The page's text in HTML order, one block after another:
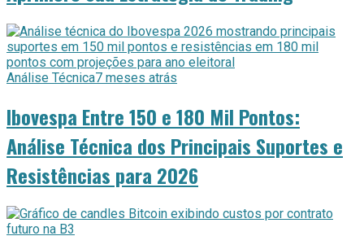
Análise Técnica7 meses atrás
Ibovespa Entre 150 e 180 Mil Pontos:
Análise Técnica dos Principais Suportes e
Resistências para 2026